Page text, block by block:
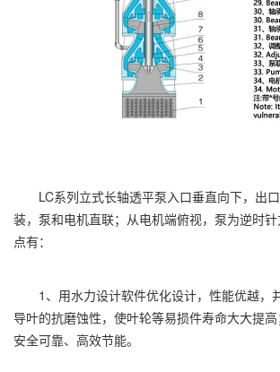
LC系列立式长轴透平泵入口垂直向下，出
装，泵和电机直联；从电机端俯视，泵为逆时
点有：
1、用水力设计软件优化设计，性能优越，
导叶的抗磨蚀性，使叶轮等易损件寿命大大提高
安全可靠、高效节能。